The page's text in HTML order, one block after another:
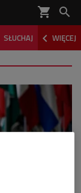
shopping_cart 
SŁUCHAJ  WIĘCEJ
